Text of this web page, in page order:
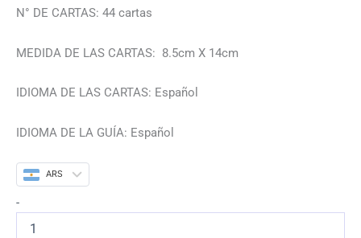
N° DE CARTAS: 44 cartas
MEDIDA DE LAS CARTAS: 8.5cm X 14cm
IDIOMA DE LAS CARTAS: Español
IDIOMA DE LA GUÍA: Español
ARS
-